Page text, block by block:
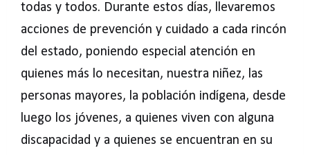
todas y todos. Durante estos días, llevaremos
acciones de prevención y cuidado a cada rincón
del estado, poniendo especial atención en
quienes más lo necesitan, nuestra niñez, las
personas mayores, la población indígena, desde
luego los jóvenes, a quienes viven con alguna
discapacidad y a quienes se encuentran en su